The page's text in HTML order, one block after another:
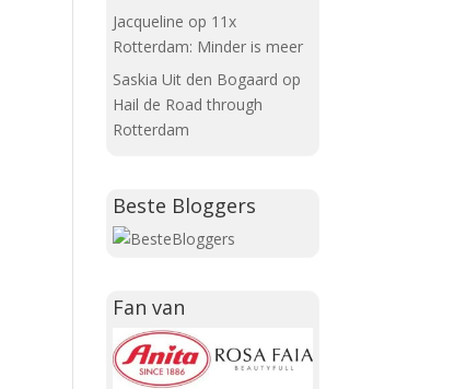
Jacqueline op 11x
Rotterdam: Minder is meer
Saskia Uit den Bogaard op
Hail de Road through
Rotterdam
Beste Bloggers
Fan van